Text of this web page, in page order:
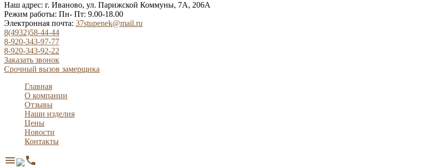
Наш адрес: г. Иваново, ул. Парижской Коммуны, 7А, 206А
Режим работы: Пн- Пт: 9.00-18.00
Электронная почта: 37stupenek@mail.ru
8(4932)58-44-44
8-920-343-97-77
8-920-343-92-22
Заказать звонок
Срочный вызов замерщика
Главная
О компании
Отзывы
Наши изделия
Цены
Новости
Контакты
menu phone